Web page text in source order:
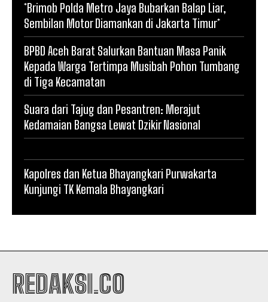
*Brimob Polda Metro Jaya Bubarkan Balap Liar,
Sembilan Motor Diamankan di Jakarta Timur*
BPBD Aceh Barat Salurkan Bantuan Masa Panik
Kepada Warga Tertimpa Musibah Pohon Tumbang
di Tiga Kecamatan
Suara dari Tajug dan Pesantren: Merajut
Kedamaian Bangsa Lewat Dzikir Nasional
Kapolres dan Ketua Bhayangkari Purwakarta
Kunjungi TK Kemala Bhayangkari
REDAKSI.CO